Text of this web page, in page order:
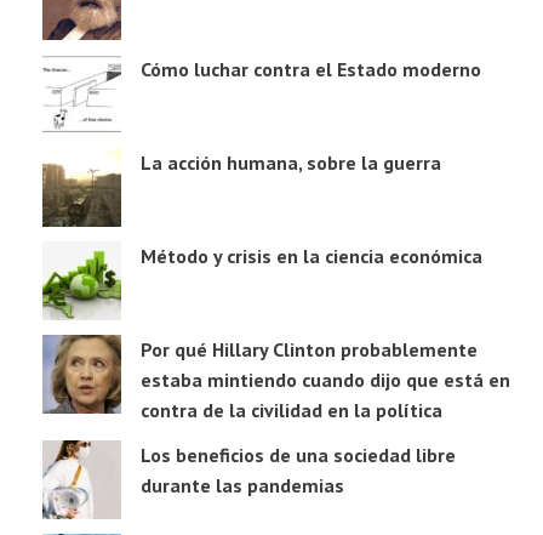
Cómo luchar contra el Estado moderno
La acción humana, sobre la guerra
Método y crisis en la ciencia económica
Por qué Hillary Clinton probablemente
estaba mintiendo cuando dijo que está en
contra de la civilidad en la política
Los beneficios de una sociedad libre
durante las pandemias